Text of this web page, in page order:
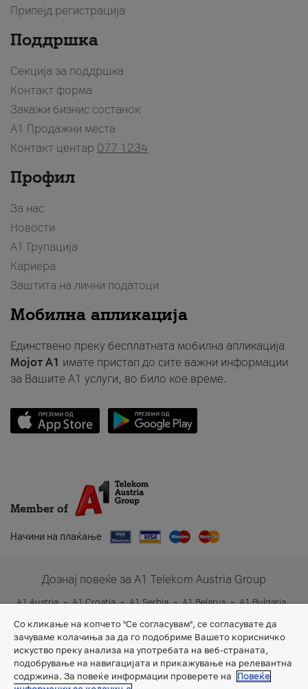
Припејд регистрација
Поддршка
Секција за поддршка
Контакт форма
Закажи бизнис состанок
A1 Продажни места
Контакт центар 077 1234
Профил
За нас
Новости
А1 Групација
Кариера
Заштита на лични податоци
Мобилна апликација
Единствено преку бесплатната мобилна апликација
Мојот A1 имате пристап до сите важни информации
за Вашите A1 услуги, во било кое време.
Member of
Начини на плаќање
Дознај повеќе за A1 Telekom Austria Group
A1 Austria A1 Croatia A1 Serbia A1 Belarus
A1 Bulgaria
Со кликање на копчето "Се согласувам", се согласувате да
зачуваме колачиња за да го подобриме Вашето корисничко
искуство преку анализа на употребата на веб-страната,
подобрување на навигацијата и прикажување на релевантна
содржина. За повеќе информации проверете на
Повеќе